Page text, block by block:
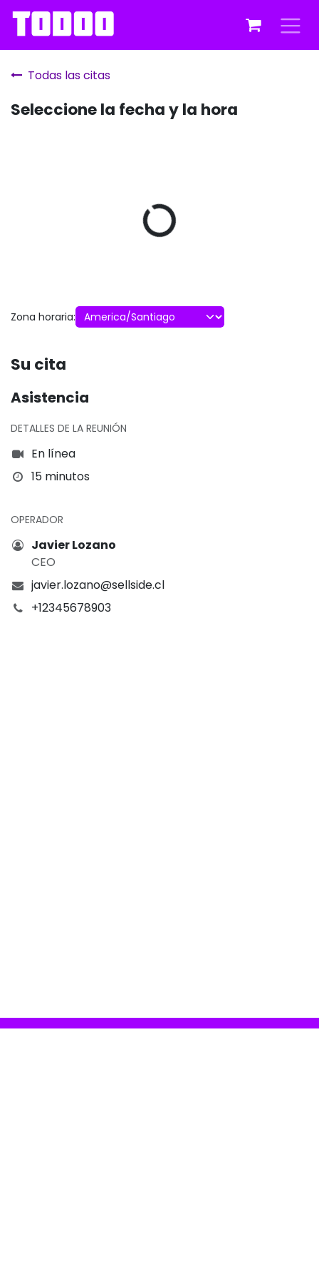
Ir al contenido
Todas las citas
Seleccione la fecha y la hora
Zona horaria:
Su cita
Asistencia
DETALLES DE LA REUNIÓN
En línea
15 minutos
OPERADOR
Javier Lozano
CEO
javier.lozano@sellside.cl
+12345678903